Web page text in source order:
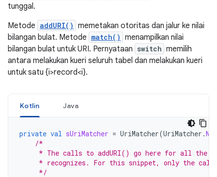
tunggal.
Metode addURI() memetakan otoritas dan jalur ke nilai
bilangan bulat. Metode match() menampilkan nilai
bilangan bulat untuk URI. Pernyataan switch memilih
antara melakukan kueri seluruh tabel dan melakukan kueri
untuk satu {i>record<i}.
Kotlin Java
private val sUriMatcher = UriMatcher(UriMatcher .
/*
* The calls to addURI() go here for all the
* recognizes. For this snippet, only the
     */